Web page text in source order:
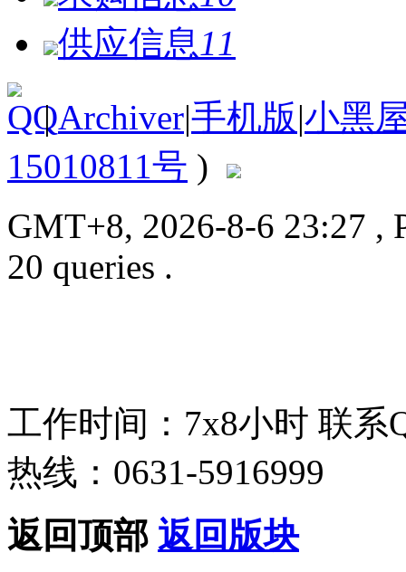
供应信息 11
| Archiver|手机版|小黑
15010811号 )
GMT+8, 2026-8-6 23:27 ,
20 queries .
工作时间：7x8小时 联系
热线：0631-5916999
返回顶部 返回版块